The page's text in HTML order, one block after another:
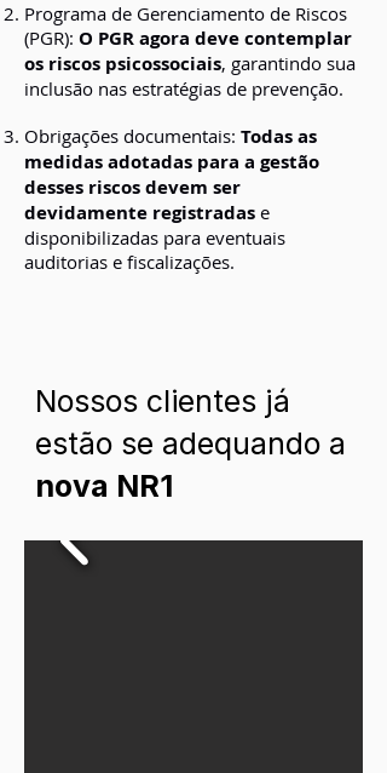
Programa de Gerenciamento de Riscos
(PGR): O PGR agora deve contemplar
os riscos psicossociais, garantindo sua
inclusão nas estratégias de prevenção.
Obrigações documentais: Todas as
medidas adotadas para a gestão
desses riscos devem ser
devidamente registradas e
disponibilizadas para eventuais
auditorias e fiscalizações.
Nossos clientes já
estão se adequando a
nova NR1